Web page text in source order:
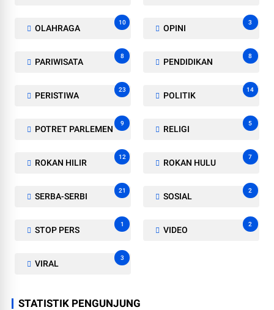
OLAHRAGA
10
OPINI
3
PARIWISATA
8
PENDIDIKAN
8
PERISTIWA
23
POLITIK
14
POTRET PARLEMEN
9
RELIGI
5
ROKAN HILIR
12
ROKAN HULU
7
SERBA-SERBI
21
SOSIAL
2
STOP PERS
1
VIDEO
2
VIRAL
3
STATISTIK PENGUNJUNG